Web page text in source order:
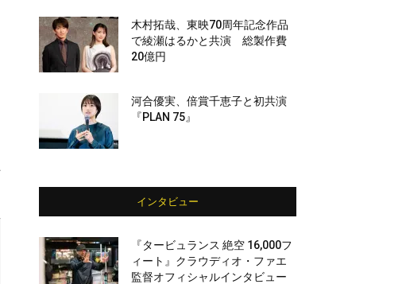
木村拓哉、東映70周年記念作品
で綾瀬はるかと共演 総製作費
20億円
河合優実、倍賞千恵子と初共演
『PLAN 75』
インタビュー
『タービュランス 絶空 16,000フ
ィート』クラウディオ・ファエ
監督オフィシャルインタビュー